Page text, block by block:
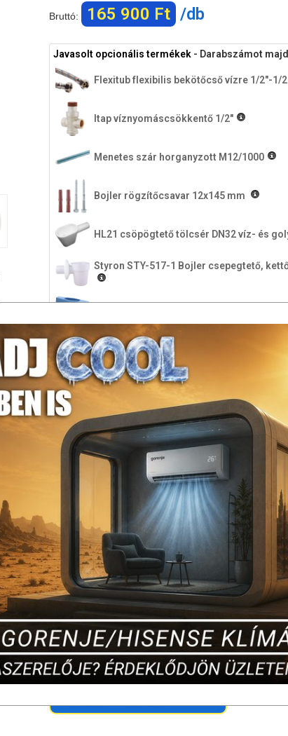
Bruttó: 165 900 Ft /db
Javasolt opcionális termékek - Darabszámot
Flexitub flexibilis bekötőcső vízre 1/2"-1/
Itap víznyomáscsökkentő 1/2"
Menetes szár horganyzott M12/1000
Bojler rögzítőcsavar 12x145 mm
HL21 csöpögtető tölcsér DN32 víz- és
Styron STY-517-1 Bojler csepegtető,
Ár opciókkal: 165 900 Ft
Készleten !
Kosárba